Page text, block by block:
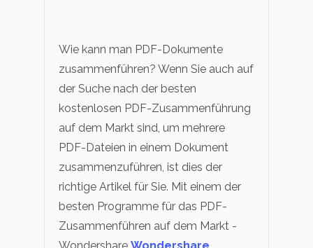
Wie kann man PDF-Dokumente
zusammenführen? Wenn Sie auch auf
der Suche nach der besten
kostenlosen PDF-Zusammenführung
auf dem Markt sind, um mehrere
PDF-Dateien in einem Dokument
zusammenzuführen, ist dies der
richtige Artikel für Sie. Mit einem der
besten Programme für das PDF-
Zusammenführen auf dem Markt -